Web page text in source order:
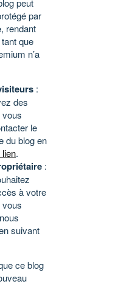
peut
par
rendant
que
n’a
:
des
vous
le
du blog en
.
:
à votre
vous
suivant
ce blog